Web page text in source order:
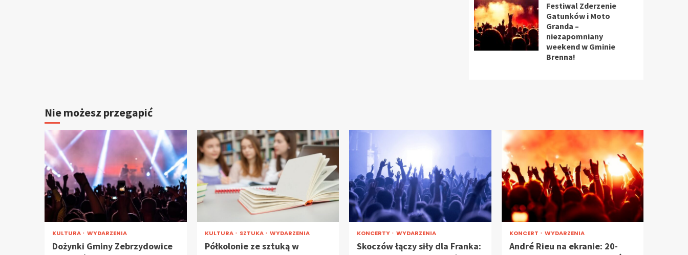
Festiwal Zderzenie
Gatunków i Moto
Granda –
niezapomniany
weekend w Gminie
Brenna!
Nie możesz przegapić
KULTURA WYDARZENIA
Dożynki Gminy Zebrzydowice
KULTURA SZTUKA WYDARZENIA
Półkolonie ze sztuką w
KONCERTY WYDARZENIA
Skoczów łączy siły dla Franka:
KONCERT WYDARZENIA
André Rieu na ekranie: 20-